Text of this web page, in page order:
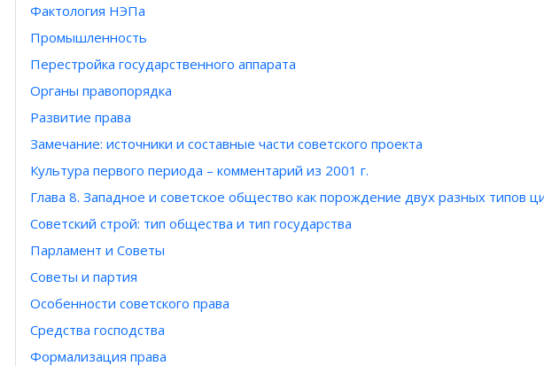
Фактология НЭПа
Промышленность
Перестройка государственного аппарата
Органы правопорядка
Развитие права
Замечание: источники и составные части советского проекта
Культура первого периода – комментарий из 2001 г.
Глава 8. Западное и советское общество как порождение двух разных типов
Cоветский строй: тип общества и тип государства
Парламент и Советы
Советы и партия
Особенности советского права
Средства господства
Формализация права